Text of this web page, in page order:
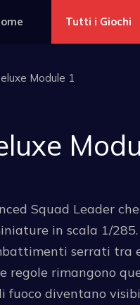
Tutti i Giochi
Module 1
Squad Leader
in scala 1/
serrati
regole rimangono
fuoco diventano